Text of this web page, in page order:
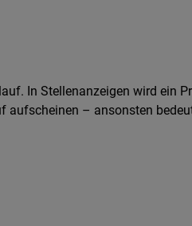
In Stellenanzeigen wird ein
aufscheinen – ansonsten